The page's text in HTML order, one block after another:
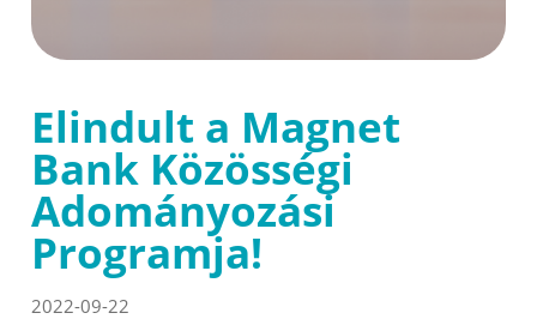
Elindult a Magnet
Bank Közösségi
Adományozási
Programja!
2022-09-22